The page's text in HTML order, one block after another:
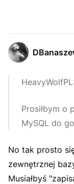
Prosiłbym o
MySQL do
No tak prosto
zewnętrznej
Musiałbyś